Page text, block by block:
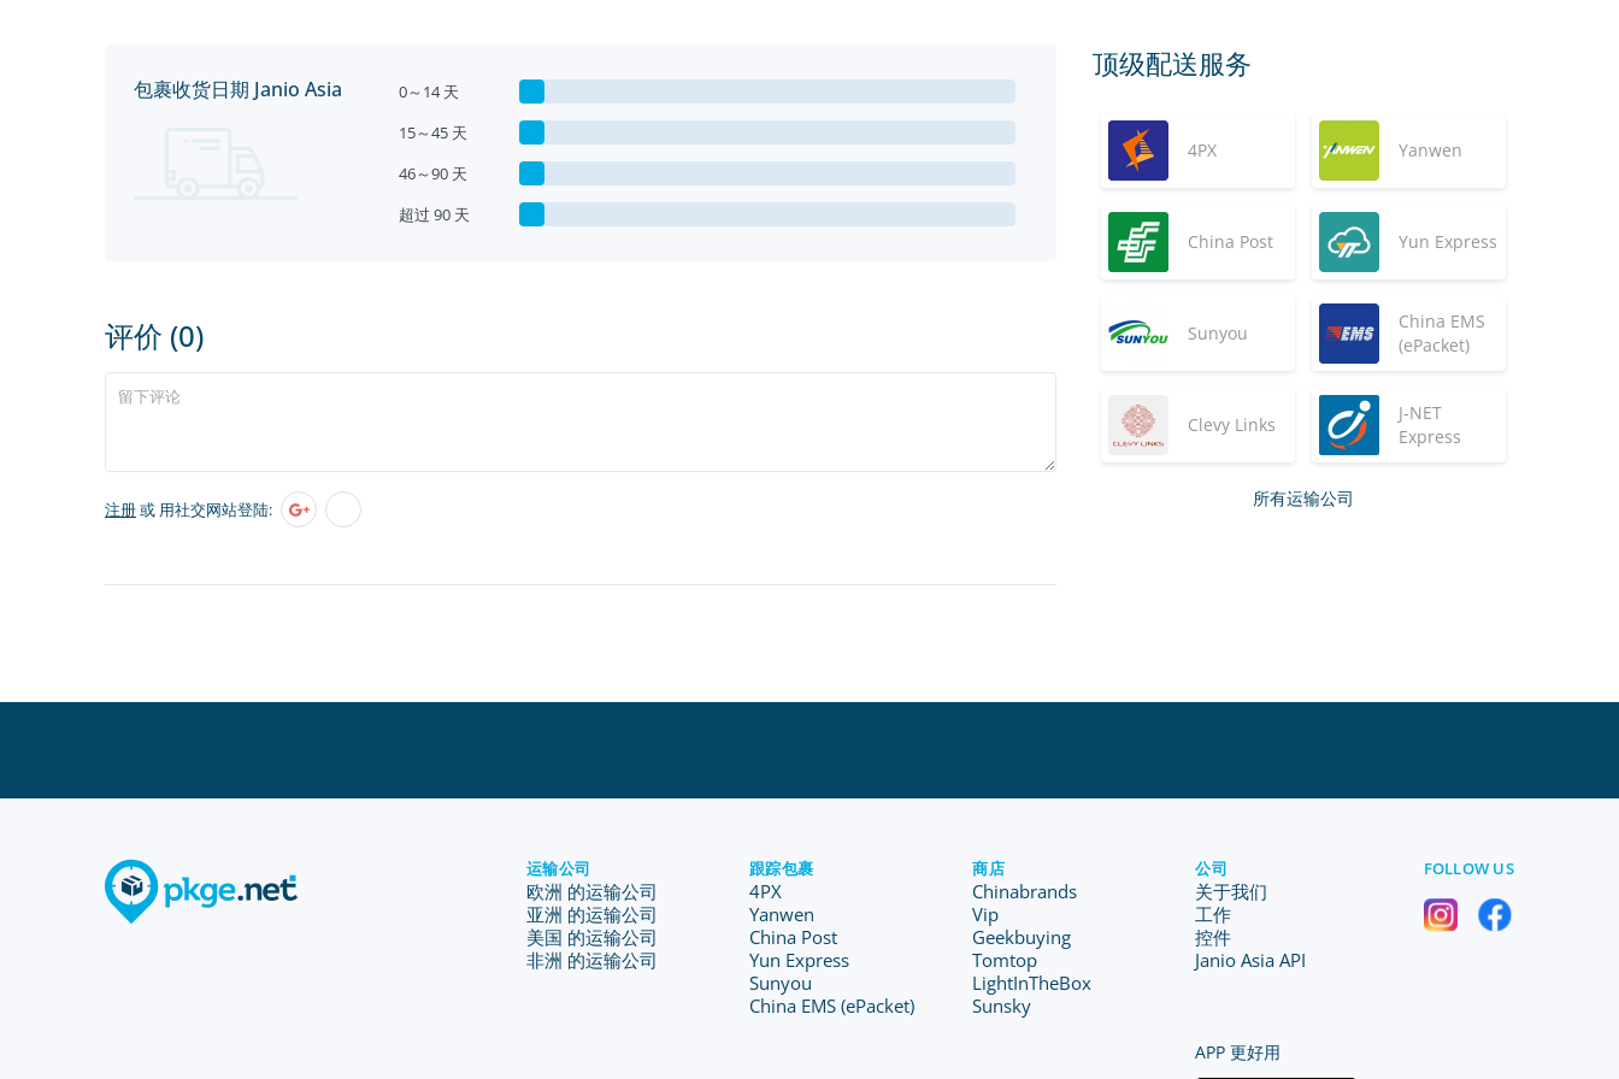
包裹收货日期 Janio Asia
0～14 天
15～45 天
46～90 天
超过 90 天
评价 (0)
注册或 用社交网站登陆:
顶级配送服务
4PX Yanwen
China Post Yun Express
Sunyou
China EMS
(ePacket)
Clevy Links
J-NET
Express
所有运输公司
运输公司
欧洲 的运输公司
亚洲 的运输公司
美国 的运输公司
非洲 的运输公司
跟踪包裹
4PX
Yanwen
China Post
Yun Express
Sunyou
China EMS (ePacket)
商店
Chinabrands
Vip
Geekbuying
Tomtop
LightInTheBox
Sunsky
公司
关于我们
工作
控件
Janio Asia API
FOLLOW US
APP 更好用